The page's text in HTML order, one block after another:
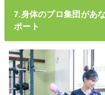
7.身体のプロ集団があ
ポート